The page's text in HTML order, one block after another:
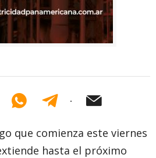
que comienza este viernes
hasta el próximo